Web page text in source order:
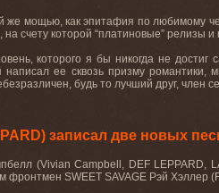
же мощью, как эпитафия по любимому
счету которой “платиновые” релизы и
которого я бы никогда не
написал ее сквозь призму
будь то лучший друг,
записал две новых
(Vivian Campbell, DEF LEPPARD,
фронтмен SWEET SAVAGE Рэй Хэллер